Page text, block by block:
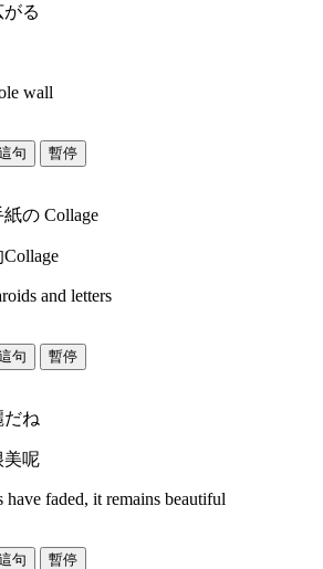
る
wall
句 暫停
の Collage
and letters
句 暫停
だね
美呢
faded, it remains beautiful
句 暫停